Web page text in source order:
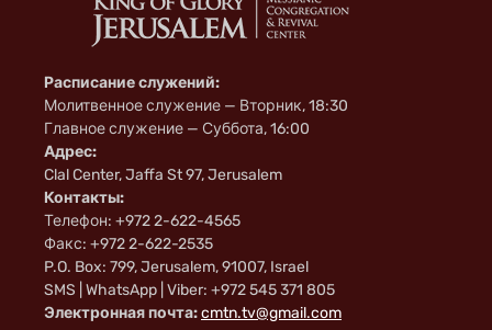
Расписание служений:
Молитвенное служение — Вторник, 18:30
Главное служение — Суббота, 16:00
Адрес:
Clal Center, Jaffa St 97, Jerusalem
Контакты:
Телефон: +972 2-622-4565
Факс: +972 2-622-2535
P.O. Box: 799, Jerusalem, 91007, Israel
SMS | WhatsApp | Viber: +972 545 371 805
Электронная почта:cmtn.tv@gmail.com